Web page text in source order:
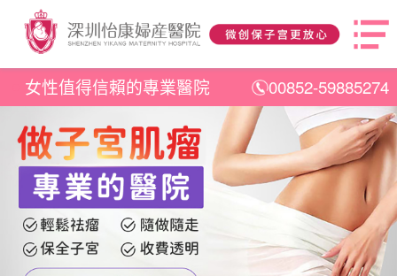
女性值得信賴的專業醫院 00852-59885274